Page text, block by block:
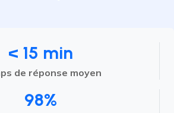
< 15 min
de réponse moyen
98%